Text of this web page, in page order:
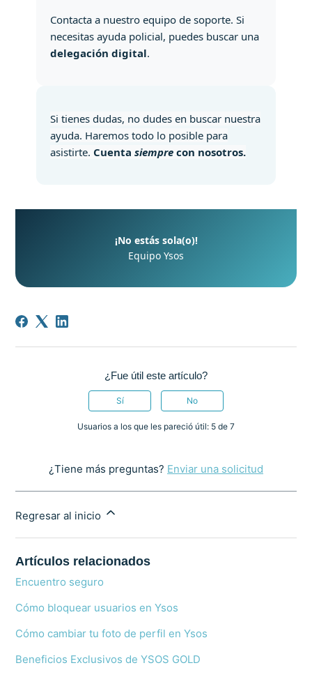
Contacta a nuestro equipo de soporte. Si
necesitas ayuda policial, puedes buscar una
delegación digital.
Si tienes dudas, no dudes en buscar nuestra
ayuda. Haremos todo lo posible para
asistirte. Cuentasiempre con nosotros.
¡No estás sola(o)!
Equipo Ysos
¿Fue útil este artículo?
Sí No
Usuarios a los que les pareció útil: 5 de 7
¿Tiene más preguntas? Enviar una solicitud
Regresar al inicio
Artículos relacionados
Encuentro seguro
Cómo bloquear usuarios en Ysos
Cómo cambiar tu foto de perfil en Ysos
Beneficios Exclusivos de YSOS GOLD